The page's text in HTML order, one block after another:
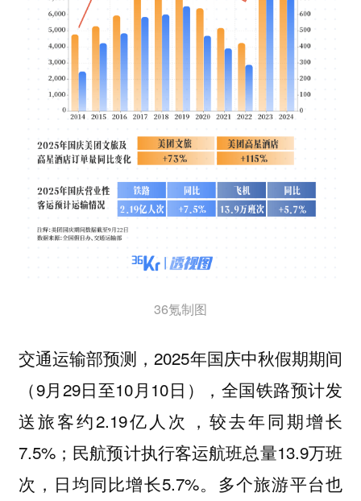
36氪制图
交通运输部预测，2025年国庆中秋假期期间
（9月29日至10月10日），全国铁路预计发
送旅客约‌2.19亿人次‌，较去年同期增长
7.5%；民航预计执行客运航班总量13.9万班
次，日均同比增长5.7%。多个旅游平台也